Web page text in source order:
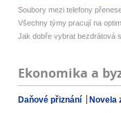
Soubory mezi telefony
Všechny týmy pracují na
Jak dobře vybrat bezdrátová
Ekonomika a
Daňové přiznání Novela